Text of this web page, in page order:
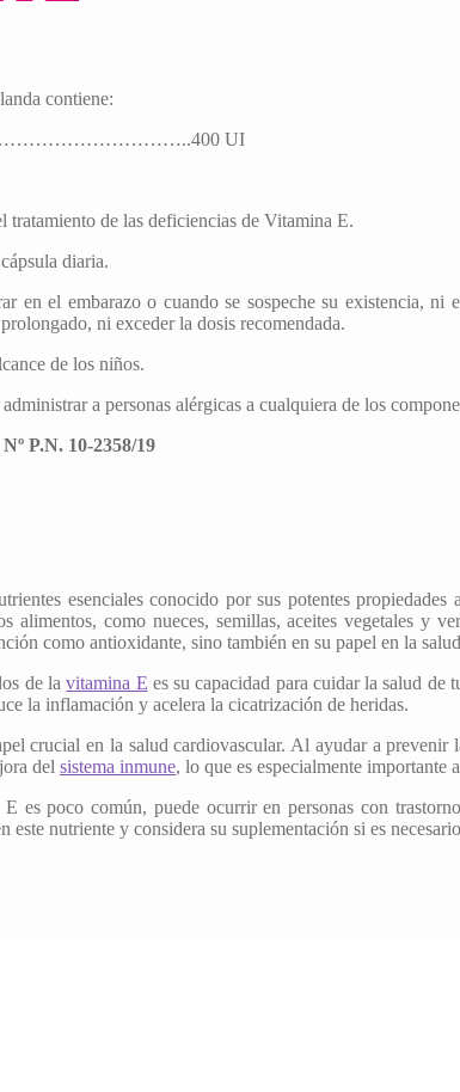
contiene:
UI
tratamiento de las deficiencias de Vitamina E.
diaria.
en el embarazo o cuando se sospeche su existencia,
ni exceder la dosis recomendada.
de los niños.
a personas alérgicas a cualquiera de los
P.N. 10-2358/19
esenciales conocido por sus potentes
alimentos, como nueces, semillas, aceites vegetales
como antioxidante, sino también en su papel en la
de lavitamina E es su capacidad para cuidar la salud de
la inflamación y acelera la cicatrización de heridas.
crucial en la salud cardiovascular. Al ayudar a
del sistema inmune, lo que es especialmente importante
es poco común, puede ocurrir en personas con
este nutriente y considera su suplementación si es